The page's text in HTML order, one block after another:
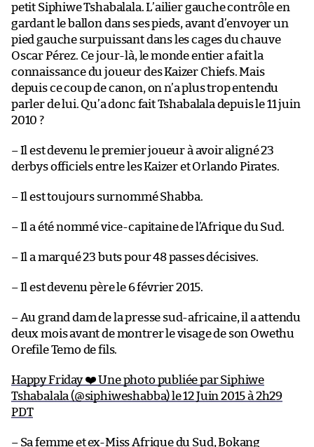
petit Siphiwe Tshabalala. L’ailier gauche contrôle en
gardant le ballon dans ses pieds, avant d’envoyer un
pied gauche surpuissant dans les cages du chauve
Oscar Pérez. Ce jour-là, le monde entier a fait la
connaissance du joueur des Kaizer Chiefs. Mais
depuis ce coup de canon, on n’a plus trop entendu
parler de lui. Qu’a donc fait Tshabalala depuis le 11 juin
2010 ?
– Il est devenu le premier joueur à avoir aligné 23
derbys officiels entre les Kaizer et Orlando Pirates.
– Il est toujours surnommé Shabba.
– Il a été nommé vice-capitaine de l’Afrique du Sud.
– Il a marqué 23 buts pour 48 passes décisives.
– Il est devenu père le 6 février 2015.
– Au grand dam de la presse sud-africaine, il a attendu
deux mois avant de montrer le visage de son Owethu
Orefile Temo de fils.
Happy Friday ❤️ Une photo publiée par Siphiwe
Tshabalala (@siphiweshabba) le 12 Juin 2015 à 2h29
PDT
– Sa femme et ex-Miss Afrique du Sud, Bokang